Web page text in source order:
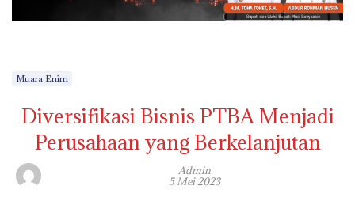
Muara Enim
Diversifikasi Bisnis PTBA Menjadi
Perusahaan yang Berkelanjutan
Admin
5 Mei 2023